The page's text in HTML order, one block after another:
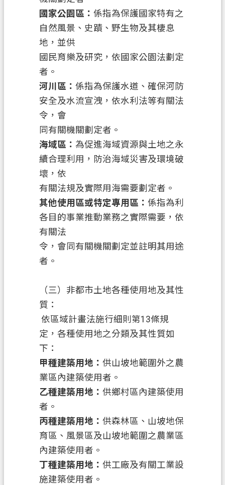
國家公園區： 係指為保護國家特有之
自然風景、史蹟、野生物及其棲息
地，並供
國民育樂及研究，依國家公園法劃定
者。
河川區： 係指為保護水道、確保河防
安全及水流宣洩，依水利法等有關法
令，會
同有關機關劃定者。
海域區： 為促進海域資源與土地之永
續合理利用，防治海域災害及環境破
壞，依
有關法規及實際用海需要劃定者。
其他使用區或特定專用區： 係指為利
各目的事業推動業務之實際需要，依
有關法
令，會同有關機關劃定並註明其用途
者。
（三）非都市土地各種使用地及其性
質：
依區域計畫法施行細則第13條規
定，各種使用地之分類及其性質如
下：
甲種建築用地： 供山坡地範圍外之農
業區內建築使用者。
乙種建築用地： 供鄉村區內建築使用
者。
丙種建築用地： 供森林區、山坡地保
育區、風景區及山坡地範圍之農業區
內建築使用者。
丁種建築用地： 供工廠及有關工業設
施建築使用者。